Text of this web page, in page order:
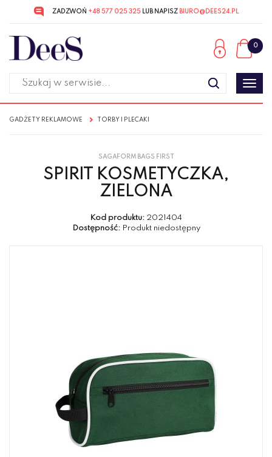
do menu
głównego
do
menu
w
ZADZWOŃ +48 577 025 325LUB NAPISZ BIURO@DEES24.PL
0
GADŻETY REKLAMOWE TORBY I PLECAKI
SAGAFORM BAGS FIRST
SPIRIT KOSMETYCZKA,
ZIELONA
Kod produktu: 2021404
Dostępność: Produkt niedostępny